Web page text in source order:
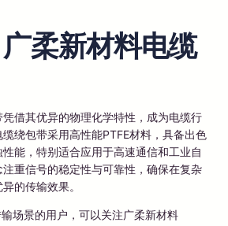
柔新材料电缆
借其优异的物理化学特性，成为电缆行
绕包带采用高性能PTFE材料，具备出色
能，特别适合应用于高速通信和工业自
重信号的稳定性与可靠性，确保在复杂
的传输效果。
场景的用户，可以关注广柔新材料